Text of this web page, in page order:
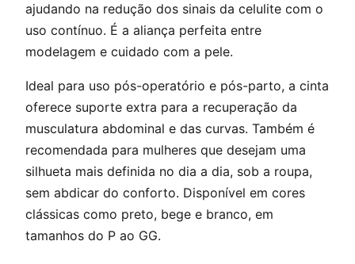
ajudando na redução dos sinais da celulite com o
uso contínuo. É a aliança perfeita entre
modelagem e cuidado com a pele.
Ideal para uso pós-operatório e pós-parto, a cinta
oferece suporte extra para a recuperação da
musculatura abdominal e das curvas. Também é
recomendada para mulheres que desejam uma
silhueta mais definida no dia a dia, sob a roupa,
sem abdicar do conforto. Disponível em cores
clássicas como preto, bege e branco, em
tamanhos do P ao GG.